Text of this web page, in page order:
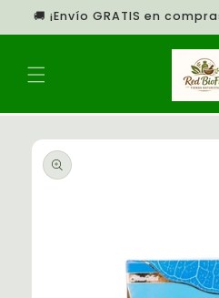
directamente
al contenido
🚚 ¡Envío GRATIS en
directamente
información
del producto